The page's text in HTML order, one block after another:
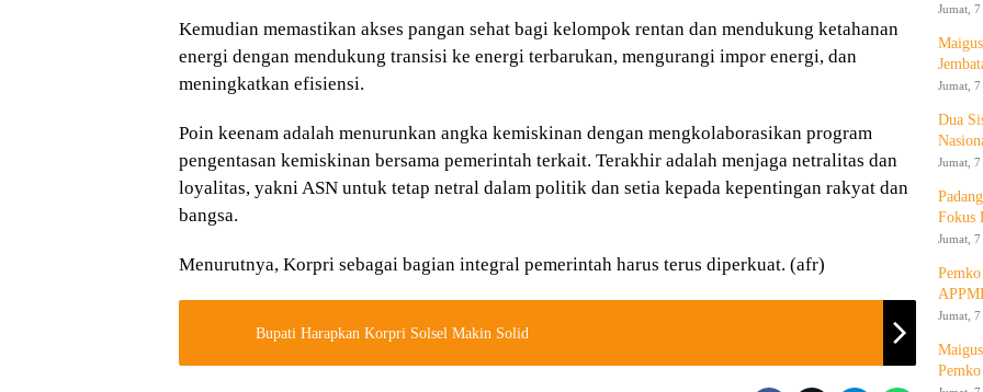
Kemudian memastikan akses pangan sehat bagi kelompok rentan dan mendukung ketahanan
energi dengan mendukung transisi ke energi terbarukan, mengurangi impor energi, dan
meningkatkan efisiensi.
Poin keenam adalah menurunkan angka kemiskinan dengan mengkolaborasikan program
pengentasan kemiskinan bersama pemerintah terkait. Terakhir adalah menjaga netralitas dan
loyalitas, yakni ASN untuk tetap netral dalam politik dan setia kepada kepentingan rakyat dan
bangsa.
Menurutnya, Korpri sebagai bagian integral pemerintah harus terus diperkuat. (afr)
Bupati Harapkan Korpri Solsel Makin Solid
Jumat,
Jumat,
Dua
Jumat,
Fokus
Jumat,
Jumat,